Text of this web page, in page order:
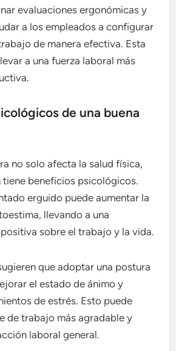
evaluaciones ergonómicas y
a los empleados a configurar
de manera efectiva. Esta
a una fuerza laboral más
de una buena
no solo afecta la salud física,
tiene beneficios psicológicos.
erguido puede aumentar la
llevando a una
sobre el trabajo y la vida.
que adoptar una postura
el estado de ánimo y
de estrés. Esto puede
de trabajo más agradable y
laboral general.